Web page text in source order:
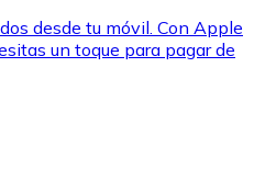
con efectivo en tu tienda más
desde tu móvil. Con Apple
un toque para pagar de